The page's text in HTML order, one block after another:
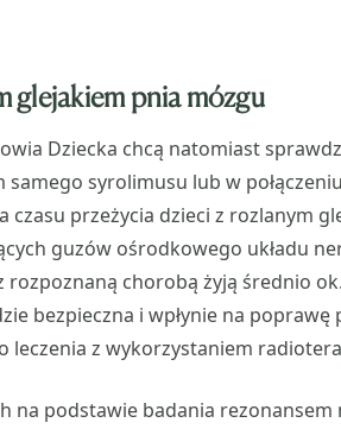
glejakiem pnia mózgu
Dziecka chcą natomiast
syrolimusu lub w
przeżycia dzieci z rozlanym
guzów ośrodkowego układu
chorobą żyją średnio
bezpieczna i wpłynie na poprawę
z wykorzystaniem
na podstawie badania rezonansem